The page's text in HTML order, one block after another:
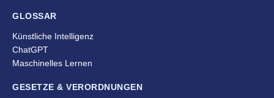
GLOSSAR
Künstliche Intelligenz
ChatGPT
Maschinelles Lernen
GESETZE & VERORDNUNGEN